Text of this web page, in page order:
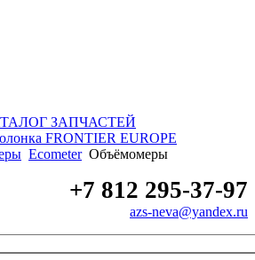
ЗАПЧАСТЕЙ
FRONTIER EUROPE
Ecometer Объёмомеры
+7 812 295-37-97
azs-neva@yandex.ru